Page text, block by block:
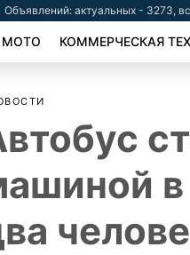
Объявлений: актуальных - 3273,
МОТО КОММЕРЧЕСКАЯ